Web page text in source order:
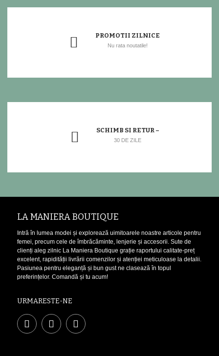
PROMOTII ZILNICE
Nu rata noutatile!
SCHIMB SI RETUR –
30 DE ZILE
LA MANIERA BOUTIQUE
Intră în lumea modei și explorează uimitoarele noastre articole pentru
femei, precum cele de îmbrăcăminte, lenjerie și accesorii. Sute de
clienți aleg zilnic La Maniera Boutique grație raportului calitate-preț
excelent, rapidității livrării comenzilor și atenției meticuloase la detalii.
Pasiunea pentru eleganță și bun gust ne clasează în topul
preferințelor. Comandă și tu acum!
URMARESTE-NE